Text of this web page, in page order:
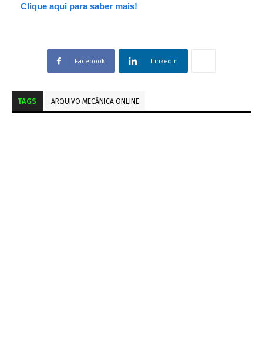
Clique aqui para saber mais!
Facebook Linkedin
TAGS ARQUIVO MECÂNICA ONLINE